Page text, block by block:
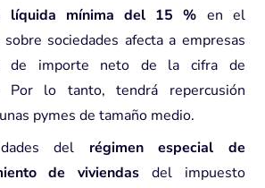
mínima del 15 % en el
sociedades afecta a empresas
de importe neto de la cifra de
Por lo tanto, tendrá repercusión
pymes de tamaño medio.
del régimen especial de
de viviendas del impuesto